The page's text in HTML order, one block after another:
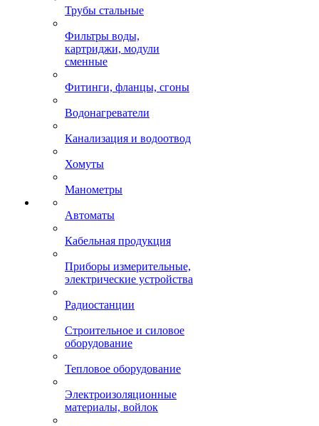
Трубы стальные
Фильтры воды,
картриджи, модули
сменные
Фитинги, фланцы, сгоны
Водонагреватели
Канализация и водоотвод
Хомуты
Манометры
Автоматы
Кабельная продукция
Приборы измерительные,
электрические устройства
Радиостанции
Строительное и силовое
оборудование
Тепловое оборудование
Электроизоляционные
материалы, войлок